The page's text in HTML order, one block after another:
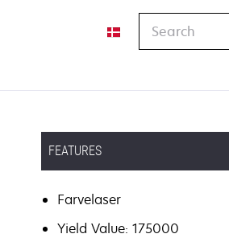
FEATURES
Farvelaser
Yield Value: 175000